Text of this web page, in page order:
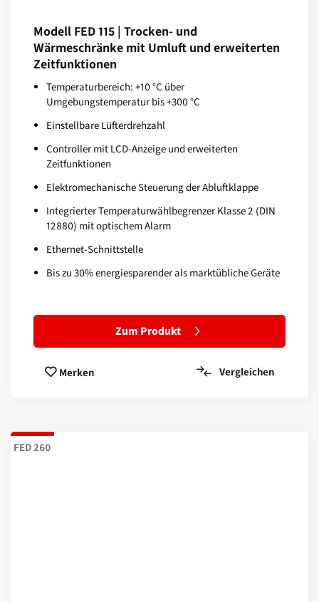
Modell FED 115 | Trocken- und
Wärmeschränke mit Umluft und erweiterten
Zeitfunktionen
Temperaturbereich: +10 °C über
Umgebungstemperatur bis +300 °C
Einstellbare Lüfterdrehzahl
Controller mit LCD-Anzeige und erweiterten
Zeitfunktionen
Elektromechanische Steuerung der Abluftklappe
Integrierter Temperaturwählbegrenzer Klasse 2 (DIN
12880) mit optischem Alarm
Ethernet-Schnittstelle
Bis zu 30% energiesparender als marktübliche Geräte
Zum Produkt
Merken Vergleichen
FED 260